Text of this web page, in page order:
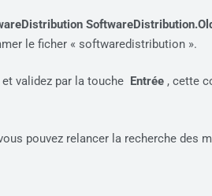
le ficher « softwaredistribution ».
et validez par la touche Entrée , cette
pouvez relancer la recherche des